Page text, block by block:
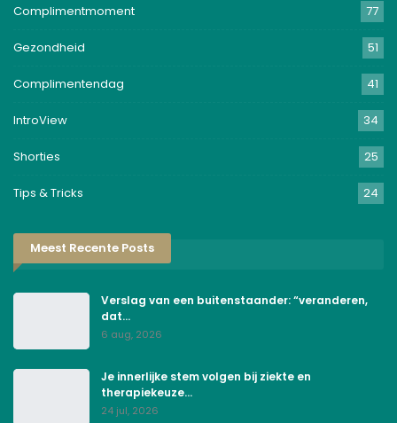
Complimentmoment 77
Gezondheid 51
Complimentendag 41
IntroView 34
Shorties 25
Tips & Tricks 24
Meest Recente Posts
Verslag van een buitenstaander: “veranderen,
dat…
6 aug, 2026
Je innerlijke stem volgen bij ziekte en
therapiekeuze…
24 jul, 2026